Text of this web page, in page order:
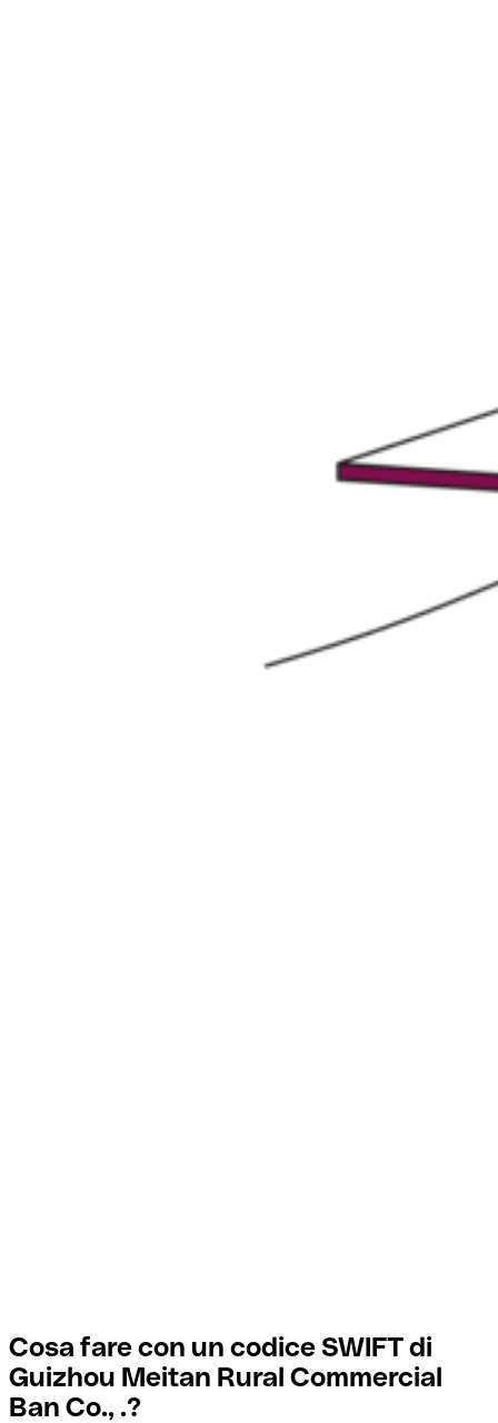
Cosa fare con un codice SWIFT di
Guizhou Meitan Rural Commercial
Ban Co., .?